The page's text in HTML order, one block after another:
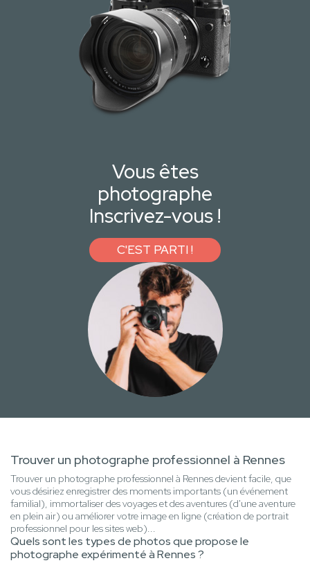
Vous êtes
photographe
Inscrivez-vous !
C'EST PARTI !
Trouver un photographe professionnel à Rennes
Trouver un photographe professionnel à Rennes devient facile, que
vous désiriez enregistrer des moments importants (un événement
familial), immortaliser des voyages et des aventures (d'une aventure
en plein air) ou améliorer votre image en ligne (création de portrait
professionnel pour les sites web)...
Quels sont les types de photos que propose le
photographe expérimenté à Rennes ?